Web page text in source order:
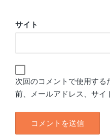
サイト
次回のコメントで使用する
前、メールアドレス、サイ